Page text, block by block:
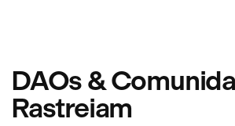
DAOs &
Rastreiam